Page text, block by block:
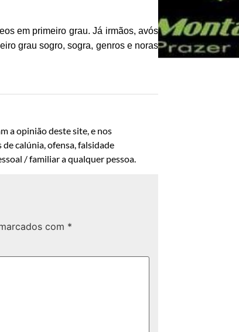
em primeiro grau. Já irmãos, avós
grau sogro, sogra, genros e noras
a opinião deste site, e nos
calúnia, ofensa, falsidade
/ familiar a qualquer pessoa.
com *